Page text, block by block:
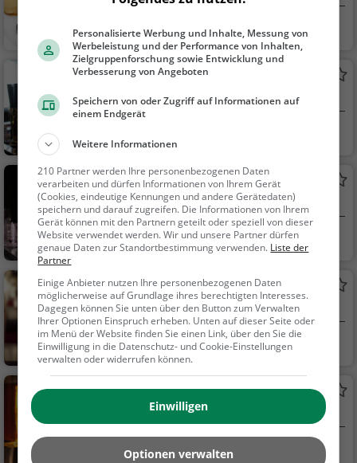
Wesel
Eiscafé / Eisdiele,
Eisdiele
Gaststätte am Dom
Kneipe in Wesel
Barfly
Bar in Wesel
Wesel
Bar, Bier, Wein, Sn
acks / Getränke
Uschi's Klause
Kneipe in Wesel
Wesel
Bar, Bier, Wein, Sn
Römerstube
Kneipe in Wesel
Wesel
Bar, Bier, Wein, Sn
Personalisierte Werbung und Inhalte, Messung von
Werbeleistung und der Performance von Inhalten,
Zielgruppenforschung sowie Entwicklung und
Verbesserung von Angeboten
Speichern von oder Zugriff auf Informationen auf
einem Endgerät
Weitere Informationen
210 Partner werden Ihre personenbezogenen Daten
verarbeiten und dürfen Informationen von Ihrem Gerät
(Cookies, eindeutige Kennungen und andere Gerätedaten)
speichern und darauf zugreifen. Die Informationen von Ihrem
Gerät können mit den Partnern geteilt oder speziell von dieser
Website verwendet werden. Wir und unsere Partner dürfen
genaue Daten zur Standortbestimmung verwenden. Liste der
Partner
Einige Anbieter nutzen Ihre personenbezogenen Daten
möglicherweise auf Grundlage ihres berechtigten Interesses.
Dagegen können Sie unten über den Button zum Verwalten
Ihrer Optionen Einspruch erheben. Unten auf dieser Seite oder
im Menü der Website finden Sie einen Link, über den Sie die
Einwilligung in die Datenschutz- und Cookie-Einstellungen
verwalten oder widerrufen können.
Einwilligen
Optionen verwalten